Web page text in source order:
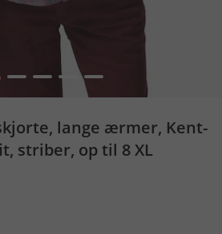
2 3 5
lange ærmer, Kent-
striber, op til 8 XL